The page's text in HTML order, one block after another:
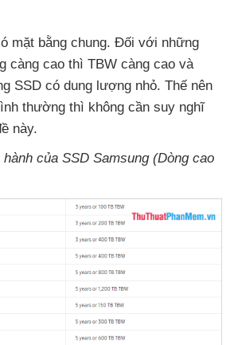
mặt bằng chung. Đối với những
càng cao thì TBW càng cao và
SSD có dung lượng nhỏ. Thế nên
thường thì không cần suy nghĩ
này.
hành của SSD Samsung (Dòng cao